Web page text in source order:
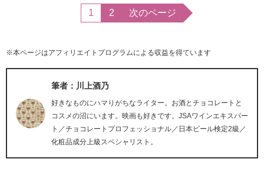
1 2 次のページ
※本ページはアフィリエイトプログラムによる収益を得ています
筆者：川上酒乃
好きなものにハマりがちなライター。お酒とチョコレートと
コスメの沼にいます。映画も好きです。JSAワインエキスパー
ト／チョコレートプロフェッショナル／日本ビール検定2級／
化粧品成分上級スペシャリスト。